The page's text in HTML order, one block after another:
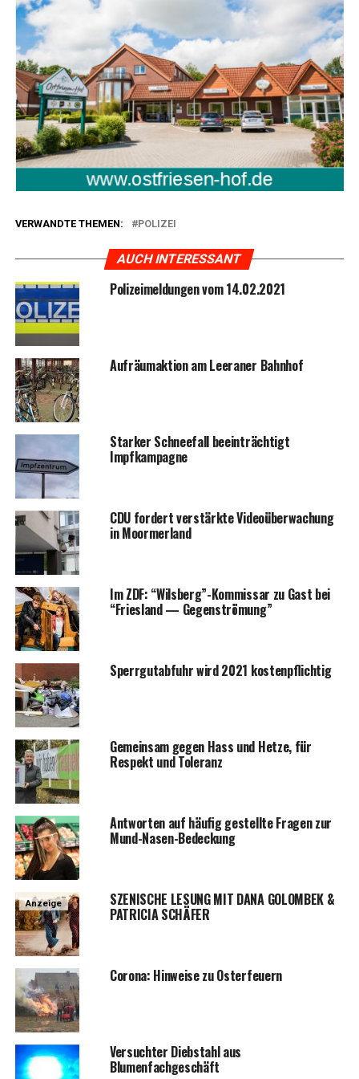
VERWANDTE THEMEN: POLIZEI
AUCH INTERESSANT
Poli­zei­mel­dun­gen vom 14.02.2021
Auf­räum­ak­ti­on am Leera­ner Bahnhof
Star­ker Schnee­fall beein­träch­tigt
Impfkampagne
CDU for­dert ver­stärk­te Video­über­wa­chung
in Moormerland
Im ZDF: “Wilsberg”-Kommissar zu Gast bei
“Fries­land — Gegenströmung”
Sperr­gut­ab­fuhr wird 2021 kostenpflichtig
Gemein­sam gegen Hass und Het­ze, für
Respekt und Toleranz
Ant­wor­ten auf häu­fig gestell­te Fra­gen zur
Mund-Nasen-Bedeckung
Anzeige SZENISCHE LESUNG MIT DANA GOLOMBEK &
PATRICIA SCHÄFER
Coro­na: Hin­wei­se zu Osterfeuern
Ver­such­ter Dieb­stahl aus
Blumenfachgeschäft